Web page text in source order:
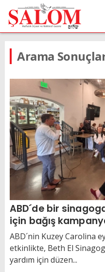
Arama
ABD´de bir
için bağış
ABD´nin Kuzey Carolina
etkinlikte, Beth El
yardım için düzen...